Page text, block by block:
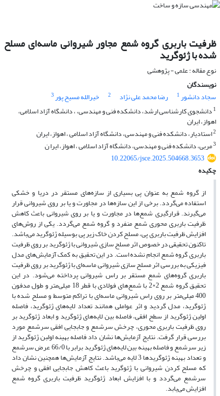
ظرفیت باربری گروه شمع مجاور شیروانی ماسه‌ای مسلح
شده با ژئوگرید
نوع مقاله : علمی - پژوهشی
نویسندگان
سجاد دانشور1 رضا محمد علی نژاد 2 خیرالله مسیح پور3
1 دانشجوی کارشناسی ارشد، دانشکده فنی و مهندسی، ، دانشگاه آزاد اسلامی،
اهواز، ایران
2استادیار، دانشکده فنی و مهندسی، دانشگاه آزاد اسلامی ، اهواز، ایران
3مربی، دانشکده فنی و مهندسی، دانشگاه آزاد اسلامی ، اهواز، ایرا ن
10.22065/jsce.2025.504668.3653
چکیده
از گروه شمع به عنوان پی بسیاری از سازه‌های مستقر در دریا و خشکی
استفاده می‌گردد. برخی از این سازه‌ها در مجاورت و یا بر روی شیروانی قرار
می‌گیرند. قرارگیری شمع‌ها در مجاورت و یا بر روی شیروانی باعث کاهش
ظرفیت باربری محوری شمع منفرد و گروه شمع می‌گردد. یکی از روش‌های
افزایش ظرفیت باربری پی، مسلح کردن خاک زیر پی بوسیله ژئوگرید می‌باشد.
تاکنون تحقیقی در خصوص اثر مسلح سازی شیروانی با ژئوگرید بر روی ظرفیت
باربری گروه شمع انجام نشده است. در این تحقیق به کمک آزمایش‌های مدل
فیزیکی به بررسی اثر مسلح سازی شیروانی ماسه‌ای با ژئوگرید بر روی ظرفیت
باربری گروه‌های شمع مستقر بر راس شیروانی پرداخته می‌شود. در این
تحقیق گروه شمع 2×2 با شمع‌های فولادی با قطر 18 میلی‌متر و طول مدفون
400 میلی‌متر بر روی راس شیروانی ماسه‌ای با تراکم متوسط و مسلح شده با
ژئوگرید، مدل گردید و اثر عواملی همانند تعداد لایه‌های ژئوگرید، فاصله
اولین ژئوگرید از سطح افقی، فاصله بین لایه‌های ژئوگرید و ابعاد ژئوگرید بر
روی ظرفیت باربری محوری، چرخش سرشمع و جابجایی افقی سرشمع مورد
بررسی قرار گرفت. نتایج آزمایش‌ها نشان داد فاصله بهینه اولبن ژئوگرید از
زیر سرشمع و فاصله بهینه بین لایه‌های ژئوگرید برابر با 66/0 عرض سرشمع
و تعداد بهینه ژئوگرید‌ها 3 لایه می‌باشد. نتایج آزمایش‌ها همچنین نشان داد
که مسلح کردن شیروانی با ژئوگرید باعث کاهش جابجایی افقی و چرخش
سرشمع می‌گردد و با افزایش ابعاد ژئوگرید ظرفیت باربری گروه شمع
افزایش می‌یابد.